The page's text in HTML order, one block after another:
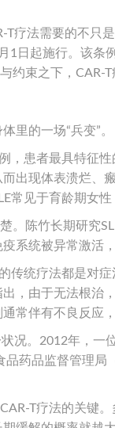
T疗法需要的不只
1日起施行。该条
约束之下，CAR-
里的一场“兵变”。
，患者最具特征
出现体表溃烂、
常见于育龄期女性
。陈竹长期研究
系统被异常激活
传统疗法都是对
，由于无法根治
常伴有不良反应，
况。2012年，一
品药品监督管理局
T疗法的关键